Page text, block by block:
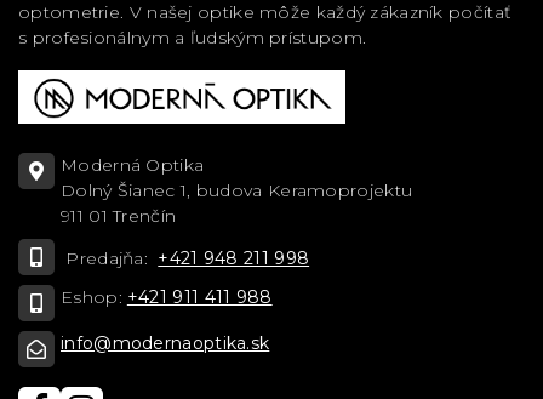
optometrie. V našej optike môže každý zákazník počítať
s profesionálnym a ľudským prístupom.
Moderná Optika
Dolný Šianec 1, budova Keramoprojektu
911 01 Trenčín
Predajňa: +421 948 211 998
Eshop: +421 911 411 988
info@modernaoptika.sk